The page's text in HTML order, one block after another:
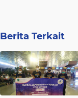
Berita Terkait